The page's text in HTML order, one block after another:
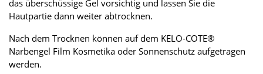
das überschüssige Gel vorsichtig und lassen Sie die
Hautpartie dann weiter abtrocknen.
Nach dem Trocknen können auf dem KELO-COTE®
Narbengel Film Kosmetika oder Sonnenschutz aufgetragen
werden.